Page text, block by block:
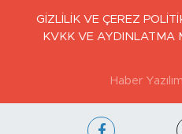
GİZLİLİK VE ÇEREZ
KVKK VE AYDINLATMA
Haber